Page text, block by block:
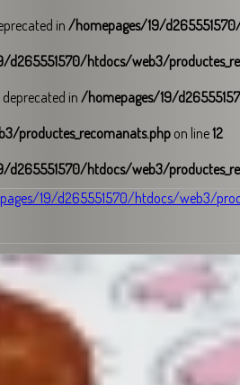
in/homepages/19/
d265551570/htdocs/web3/
deprecated in/homepages/19/
productes_recomanats.php on line12
d265551570/htdocs/web3/